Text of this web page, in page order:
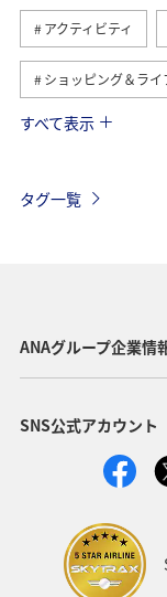
アクティビティ
ショッピング＆ライ
ヨーロッパ
福岡県 北陸
東京都 東南
四
ツアー 東アジ
マイルを貯める
すべて表示
タグ一覧
ANAグループ企業情
SNS公式アカウント